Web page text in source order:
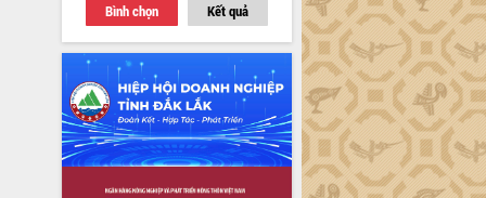
Bình chọn Kết quả